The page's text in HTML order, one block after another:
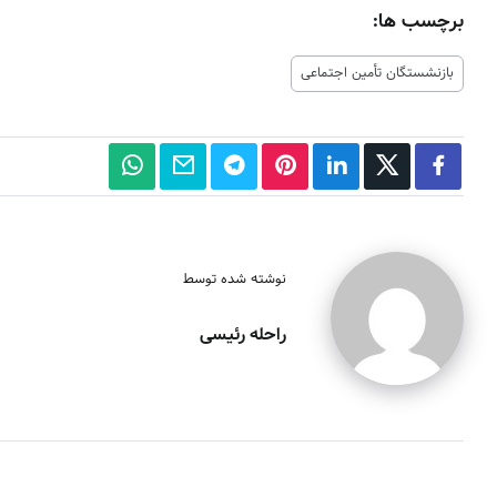
برچسب ها:
بازنشستگان تأمین اجتماعی
نوشته شده توسط
راحله رئیسی